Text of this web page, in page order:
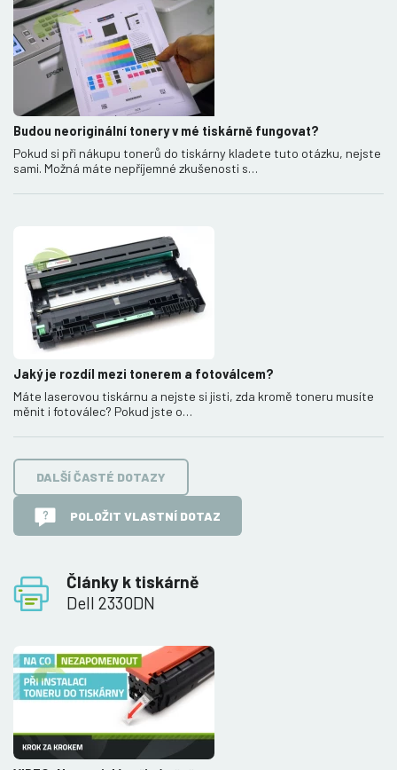
Články k tiskárně
Dell 2330DN
Budou neoriginální tonery v mé tiskárně fungovat?
Pokud si při nákupu tonerů do tiskárny kladete tuto otázku, nejste
sami. Možná máte nepříjemné zkušenosti s…
Jaký je rozdíl mezi tonerem a fotoválcem?
Máte laserovou tiskárnu a nejste si jisti, zda kromě toneru musíte
měnit i fotoválec? Pokud jste o…
DALŠÍ ČASTÉ DOTAZY
POLOŽIT VLASTNÍ DOTAZ